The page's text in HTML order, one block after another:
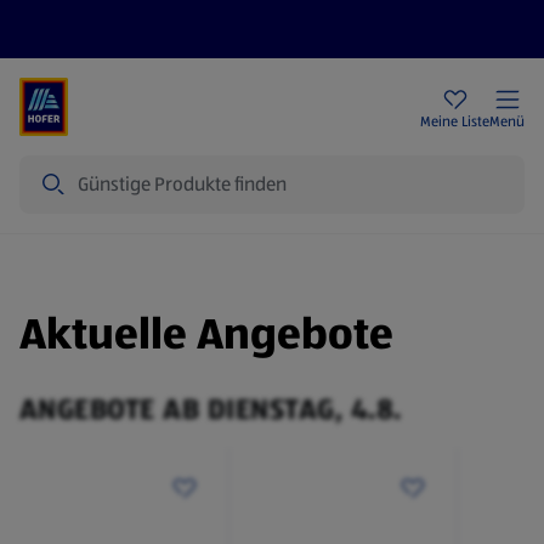
Meine ListeMenü
Aktuelle Angebote
ANGEBOTE AB DIENSTAG, 4.8.